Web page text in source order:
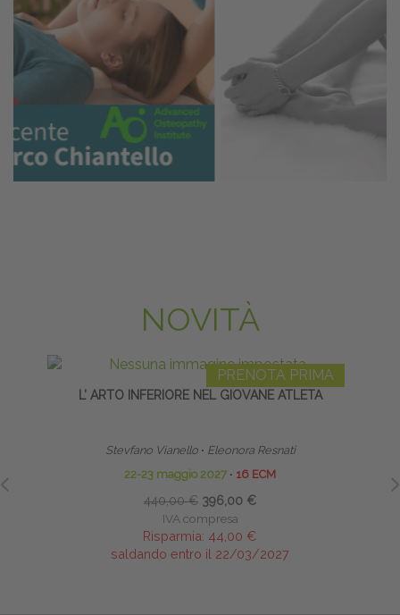
NOVITÀ
PRENOTA PRIMA
L’ ARTO INFERIORE NEL GIOVANE ATLETA
Stevfano Vianello ∙ Eleonora Resnati
22-23 maggio 2027 ∙ 16 ECM
440,00 € 396,00 €
IVA compresa
Risparmia: 44,00 €
saldando entro il 22/03/2027